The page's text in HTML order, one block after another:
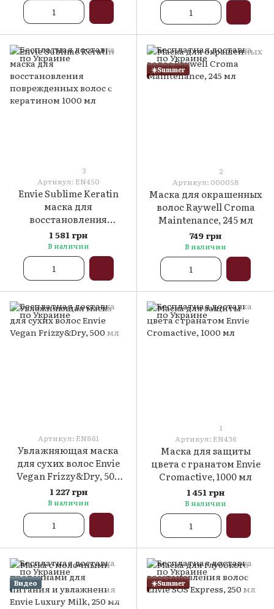
3
Артикул: EN450
Envie Sublime Keratin
маска для
восстановления
поврежденных волос с
кератином 1000 мл
1 581 грн
В наличии
☀️Summer
2
Артикул: 000058
Маска для окрашенных
волос Raywell Croma
Maintenance, 245 мл
749 грн
В наличии
Артикул: EN861
Увлажняющая маска
для сухих волос Envie
Vegan Frizzy&Dry, 500
мл
1 227 грн
В наличии
1
Артикул: EN436
Маска для защиты
цвета с гранатом Envie
Cromactive, 1000 мл
1 451 грн
В наличии
Видео ☀️Summer